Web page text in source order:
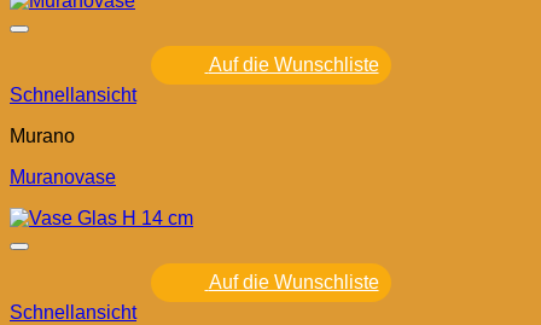
Auf die Wunschliste
Schnellansicht
Murano
Muranovase
Auf die Wunschliste
Schnellansicht